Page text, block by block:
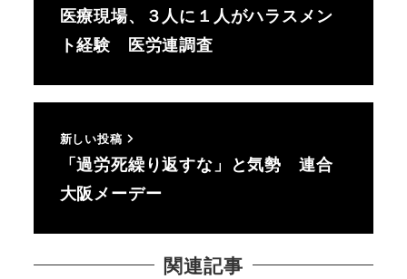
医療現場、３人に１人がハラスメン
ト経験 医労連調査
新しい投稿
「過労死繰り返すな」と気勢 連合
大阪メーデー
関連記事